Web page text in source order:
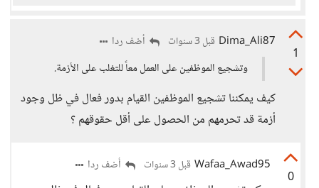
1
Dima_Ali87 قبل 3 سنوات
أضف ردا
وتشجيع الموظفين على العمل معاً للتغلب على الأزمة.
كيف يمكننا تشجيع الموظفين القيام بدور فعال في ظل وجود
أزمة قد تحرمهم من الحصول على أقل حقوقهم ؟
0
Wafaa_Awad95 قبل 3 سنوات أضف ردا